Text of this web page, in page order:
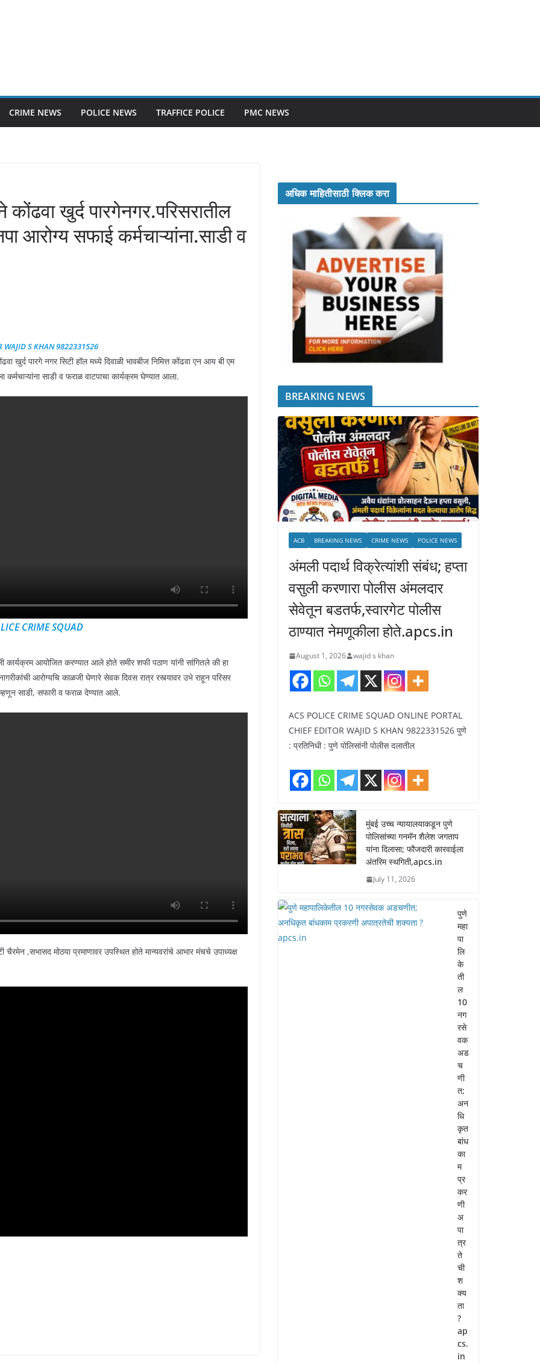
CRIME NEWS POLICE NEWS TRAFFICE POLICE PMC NEWS
खुर्द पारगेनगर.परिसरातील
आरोग्य सफाई कर्मचाऱ्यांना.साडी व
WAJID S KHAN 9822331526
पारगे नगर सिटी हॉल मध्ये दिवाळी भावबीज निमित्त कोंढवा एन आय बी एम
साडी व फराळ वाटपाचा कार्यक्रम घेण्यात आला.
CRIME SQUAD
कार्यक्रम आयोजित करण्यात आले होते समीर शफी पठाण यांनी सांगितले की हा
आरोग्यचि काळजी घेणारे सेवक दिवस रात्र रस्त्यावर उभे राहून परिसर
साडी, सफारी व फराळ देण्यात आले.
,सभासद मोठया प्रमाणावर उपस्थित होते मान्यवरांचे आभार मंचचे उपाध्यक्ष
अधिक माहितीसाठी क्लिक करा
BREAKING NEWS
ACB BREAKING NEWS CRIME NEWS POLICE NEWS
अंमली पदार्थ विक्रेत्यांशी संबंध; हप्ता
वसुली करणारा पोलीस अंमलदार
सेवेतून बडतर्फ,स्वारगेट पोलीस
ठाण्यात नेमणूकीला होते.apcs.in
August 1, 2026 wajid s khan
ACS POLICE CRIME SQUAD ONLINE PORTAL
CHIEF EDITOR WAJID S KHAN 9822331526 पुणे
: प्रतिनिधी : पुणे पोलिसांनी पोलीस दलातील
मुंबई उच्च न्यायालयाकडून पुणे
पोलिसांच्या गनमॅन शैलेश जगताप
यांना दिलासा; फौजदारी कारवाईला
अंतरिम स्थगिती,apcs.in
July 11, 2026
पुणे
महा
पा
लि
के
ती
ल
10
नग
रसे
वक
अड
च
णी
त;
अन
धि
कृत
बांध
का
म
प्र
कर
णी
अ
पा
त्र
ते
ची
श
क्य
ता
?
ap
cs.
in